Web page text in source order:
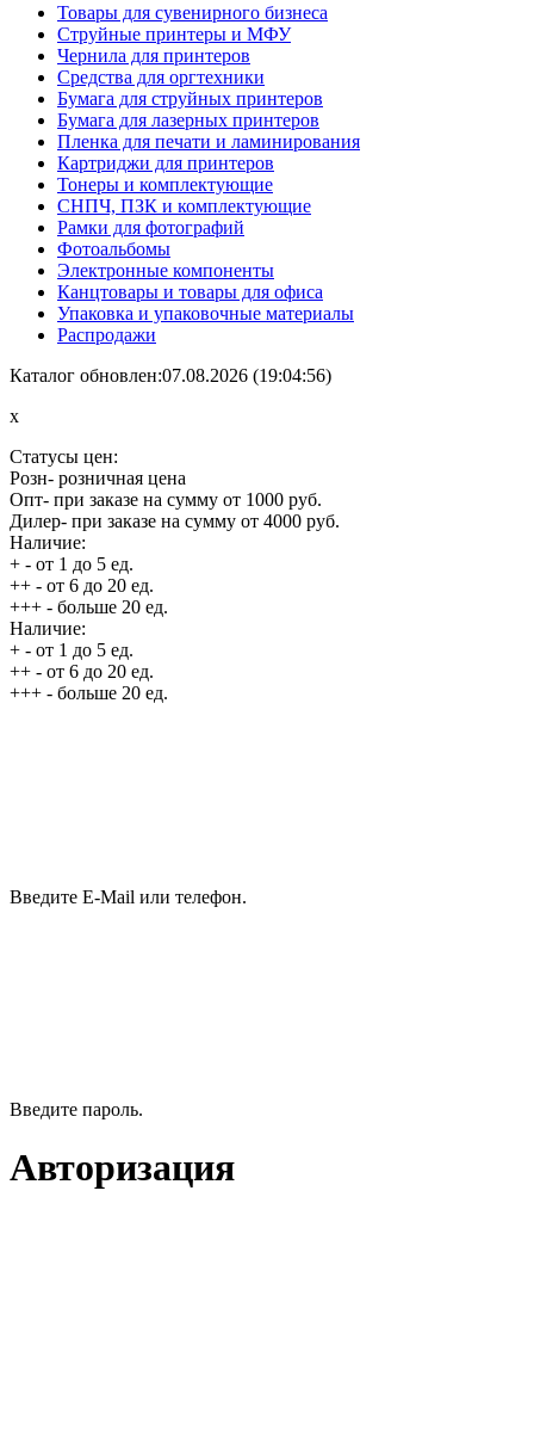
Товары для сувенирного бизнеса
Струйные принтеры и МФУ
Чернила для принтеров
Средства для оргтехники
Бумага для струйных принтеров
Бумага для лазерных принтеров
Пленка для печати и ламинирования
Картриджи для принтеров
Тонеры и комплектующие
СНПЧ, ПЗК и комплектующие
Рамки для фотографий
Фотоальбомы
Электронные компоненты
Канцтовары и товары для офиса
Упаковка и упаковочные материалы
Распродажи
Каталог обновлен:07.08.2026 (19:04:56)
x
Статусы цен:
Розн- розничная цена
Опт- при заказе на сумму от 1000 руб.
Дилер- при заказе на сумму от 4000 руб.
Наличие:
+ - от 1 до 5 ед.
++ - от 6 до 20 ед.
+++ - больше 20 ед.
Наличие:
+ - от 1 до 5 ед.
++ - от 6 до 20 ед.
+++ - больше 20 ед.
Введите E-Mail или телефон.
Введите пароль.
Авторизация